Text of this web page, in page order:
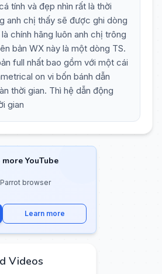
tính và đẹp nhìn rất là thời
anh chị thấy sẽ được ghi dòng
chính hãng luôn anh chị trông
bản WX này là một dòng TS.
full nhất bao gồm với một cái
on vi bốn bánh dẫn
thời gian. Thì hệ dẫn động
gian
YouTube
browser
Learn more
Videos